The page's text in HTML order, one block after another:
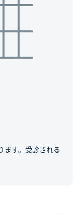
す。受診される